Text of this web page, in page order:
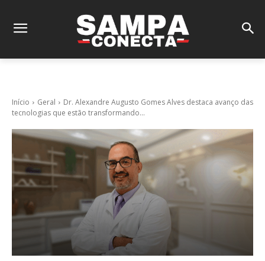
Início Geral
Dr. Alexandre Augusto Gomes Alves destaca avanço das
tecnologias que estão transformando...